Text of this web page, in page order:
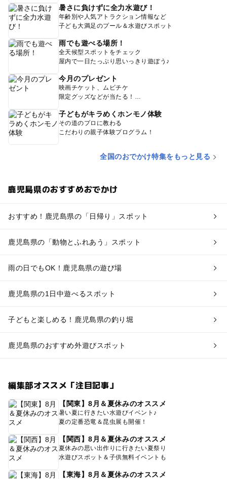
暑さに負けずに全力水遊び！
年齢別や人気アトラクション情報など
子ども大満足のプール＆水遊びスポット
雨でも遊べる場所！
全天候型スポットをチェック
屋内で一日たっぷり思いっきり遊ぼう♪
今月のプレゼント
映画チケット、ムビチケ
限定グッズなどが当たる！
子どもがキラめくホンモノ体験
その道のプロに教わる
こだわりの親子体験プログラム！
全国のおでかけ特集をもっと見る
鹿児島県のおすすめおでかけ
おすすめ！鹿児島県の「日帰り」スポット
鹿児島県の「動物とふれあう」スポット
雨の日でもOK！鹿児島県の遊び場
鹿児島県の1日中遊べるスポット
子どもと楽しめる！鹿児島県の釣り堀
鹿児島県のおすすめ外遊びスポット
編集部オススメ「注目記事」
【関東】8月＆夏休みのオススメ
暑い夏に行きたい水遊びイベント♪
夏の定番恐竜＆昆虫展も開催！
【関西】8月＆夏休みのオススメ
夏休みの思い出作りに行きたい夏祭り
水遊びスポット＆子供無料イベントも
【東海】8月＆夏休みのオススメ